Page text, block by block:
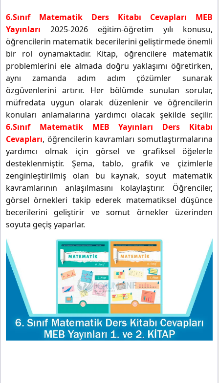
6.Sınıf Matematik Ders Kitabı Cevapları MEB
Yayınları 2025-2026 eğitim-öğretim yılı konusu,
öğrencilerin matematik becerilerini geliştirmede önemli
bir rol oynamaktadır. Kitap, öğrencilere matematik
problemlerini ele almada doğru yaklaşımı öğretirken,
aynı zamanda adım adım çözümler sunarak
özgüvenlerini artırır. Her bölümde sunulan sorular,
müfredata uygun olarak düzenlenir ve öğrencilerin
konuları anlamalarına yardımcı olacak şekilde seçilir.
6.Sınıf Matematik MEB Yayınları Ders Kitabı
Cevapları, öğrencilerin kavramları somutlaştırmalarına
yardımcı olmak için görsel ve grafiksel öğelerle
desteklenmiştir. Şema, tablo, grafik ve çizimlerle
zenginleştirilmiş olan bu kaynak, soyut matematik
kavramlarının anlaşılmasını kolaylaştırır. Öğrenciler,
görsel örnekleri takip ederek matematiksel düşünce
becerilerini geliştirir ve somut örnekler üzerinden
soyuta geçiş yaparlar.